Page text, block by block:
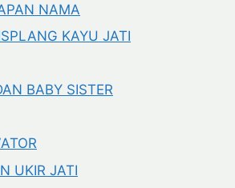
NAMA
KAYU JATI
BABY SISTER
UKIR JATI